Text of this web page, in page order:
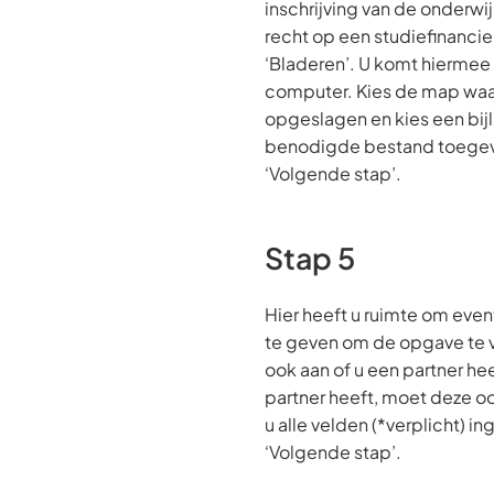
inschrijving van de
recht op een
‘Bladeren’. U komt
computer. Kies de map
opgeslagen en kies een
benodigde bestand
‘Volgende stap’.
Stap 5
Hier heeft u ruimte om
te geven om de opgave te
ook aan of u een partner
partner heeft, moet deze
u alle velden (*verplicht)
‘Volgende stap’.